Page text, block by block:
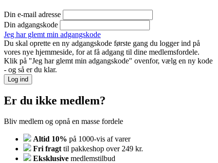
Din e-mail adresse
Din adgangskode
Jeg har glemt min adgangskode
Du skal oprette en ny adgangskode første gang du logger ind på
vores nye hjemmeside, for at få adgang til dine medlemsfordele.
Klik på "Jeg har glemt min adgangskode" ovenfor, vælg en ny kode
- og så er du klar.
Log ind
Er du ikke medlem?
Bliv medlem og opnå en masse fordele
Altid 10% på 1000-vis af varer
Fri fragt til pakkeshop over 249 kr.
Eksklusive medlemstilbud